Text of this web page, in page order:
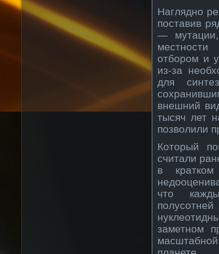
Наглядно
поставив
—
местности
отбором и
из-за
для
внешний
тысяч лет
позволили
Который
считали
в
что
заметном